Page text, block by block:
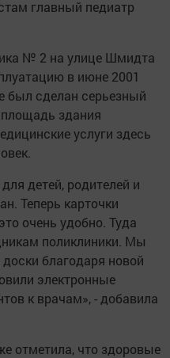
главный педиатр
№ 2 на улице Шмидта
в июне 2001
был сделан серьезный
здания
услуги здесь
детей, родителей и
Теперь карточки
очень удобно. Туда
поликлиники. Мы
благодаря новой
электронные
к врачам», - добавила
отметила, что здоровые